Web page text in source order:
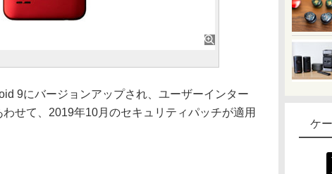
ケ
9にバージョンアップされ、ユーザーインター
せて、2019年10月のセキュリティパッチが適用